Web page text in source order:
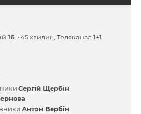
16 , ~45 хвилин, Телеканал 1+1
Сергій Щербін
Антон Вербін